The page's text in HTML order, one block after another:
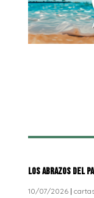
LOS ABRAZOS DEL
10/07/2026|